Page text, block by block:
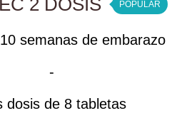
POPULAR
semanas de embarazo
-
dosis de 8 tabletas